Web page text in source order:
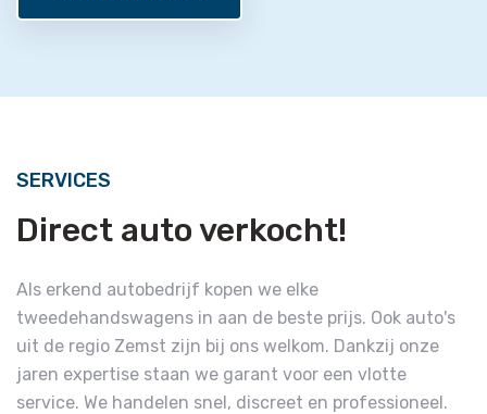
SERVICES
Direct auto verkocht!
Als erkend autobedrijf kopen we elke
tweedehandswagens in aan de beste prijs. Ook auto's
uit de regio Zemst zijn bij ons welkom. Dankzij onze
jaren expertise staan we garant voor een vlotte
service. We handelen snel, discreet en professioneel.